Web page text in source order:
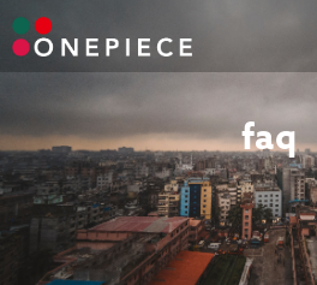
Skip
to
faq